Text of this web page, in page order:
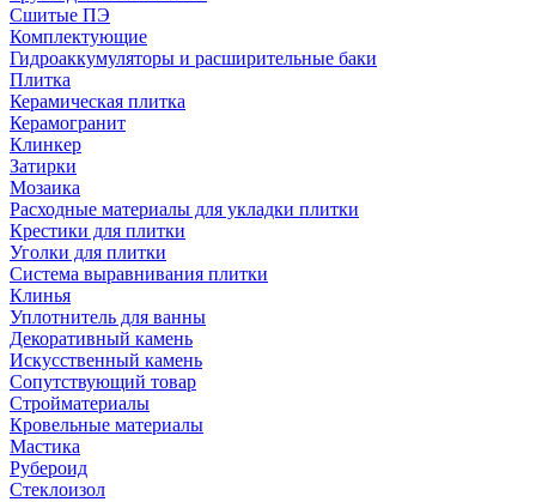
Сшитые ПЭ
Комплектующие
Гидроаккумуляторы и расширительные баки
Плитка
Керамическая плитка
Керамогранит
Клинкер
Затирки
Мозаика
Расходные материалы для укладки плитки
Крестики для плитки
Уголки для плитки
Система выравнивания плитки
Клинья
Уплотнитель для ванны
Декоративный камень
Искусственный камень
Сопутствующий товар
Стройматериалы
Кровельные материалы
Мастика
Рубероид
Стеклоизол